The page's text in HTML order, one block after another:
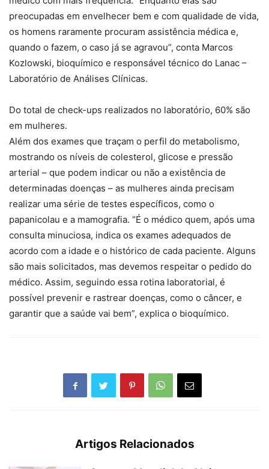
preocupadas em envelhecer bem e com qualidade de vida,
os homens raramente procuram assistência médica e,
quando o fazem, o caso já se agravou”, conta Marcos
Kozlowski, bioquímico e responsável técnico do Lanac –
Laboratório de Análises Clínicas.
Do total de check-ups realizados no laboratório, 60% são
em mulheres.
Além dos exames que traçam o perfil do metabolismo,
mostrando os níveis de colesterol, glicose e pressão
arterial – que podem indicar ou não a existência de
determinadas doenças – as mulheres ainda precisam
realizar uma série de testes específicos, como o
papanicolau e a mamografia. “É o médico quem, após uma
consulta minuciosa, indica os exames adequados de
acordo com a idade e o histórico de cada paciente. Alguns
são mais solicitados, mas devemos respeitar o pedido do
médico. Assim, seguindo essa rotina laboratorial, é
possível prevenir e rastrear doenças, como o câncer, e
garantir que a saúde vai bem”, explica o bioquímico.
Artigos Relacionados